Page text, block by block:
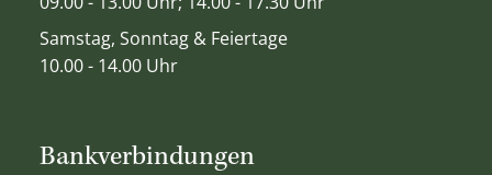
Bankverbindungen
Samstag, Sonntag & Feiertage
10.00 - 14.00 Uhr